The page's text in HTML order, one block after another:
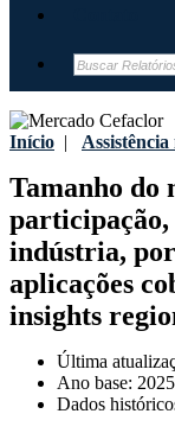
Início | Assistência
Tamanho do
participação,
indústria,
aplicações
insights
Última
Ano base: 2025
Dados